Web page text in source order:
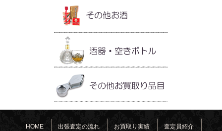
HOME 出張査定の流れ お買取り実績 査定員紹介